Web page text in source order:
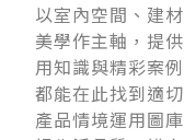
以室內空間、建
美學作主軸，提
用知識與精彩案
都能在此找到適
產品情境運用圖